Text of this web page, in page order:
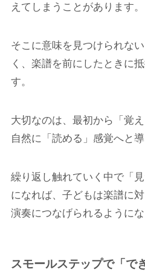
えてしまうことがあります。
そこに意味を見つけられな
く、楽譜を前にしたときに
す。
大切なのは、最初から「覚
自然に「読める」感覚へと導
繰り返し触れていく中で「
になれば、子どもは楽譜に
演奏につなげられるようにな
スモールステップで「で